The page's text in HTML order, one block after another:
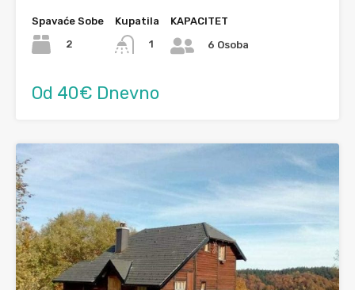
Spavaće Sobe
2
Kupatila
1
KAPACITET
6 Osoba
Od 40€ Dnevno